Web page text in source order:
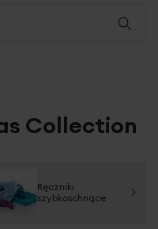
Collection
Ręczniki
szybkoschnące